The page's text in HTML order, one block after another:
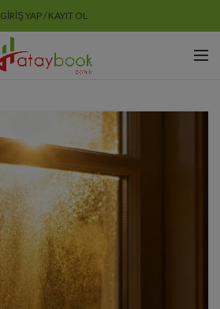
GIRIŞ YAP / KAYIT OL